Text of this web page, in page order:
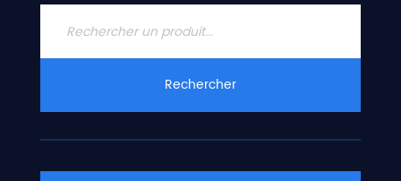
CONTACT
Rechercher